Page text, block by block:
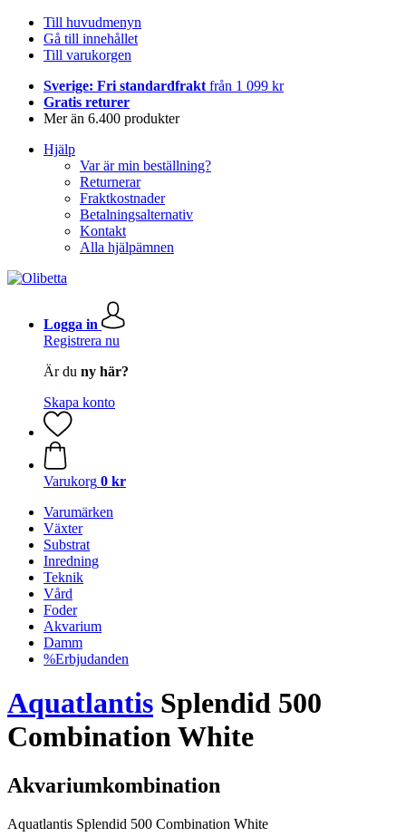
Till huvudmenyn
Gå till innehållet
Till varukorgen
Sverige: Fri standardfrakt från 1 099 kr
Gratis returer
Mer än 6.400 produkter
Hjälp
Var är min beställning?
Returnerar
Fraktkostnader
Betalningsalternativ
Kontakt
Alla hjälpämnen
Logga in
Registrera nu
Är du ny här?
Skapa konto
Varukorg 0 kr
Varumärken
Växter
Substrat
Inredning
Teknik
Vård
Foder
Akvarium
Damm
%Erbjudanden
Aquatlantis Splendid 500
Combination White
Akvariumkombination
Aquatlantis Splendid 500 Combination White